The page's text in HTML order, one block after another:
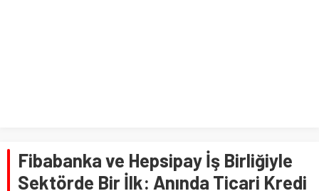
Fibabanka ve Hepsipay İş Birliğiyle
Sektörde Bir İlk: Anında Ticari Kredi